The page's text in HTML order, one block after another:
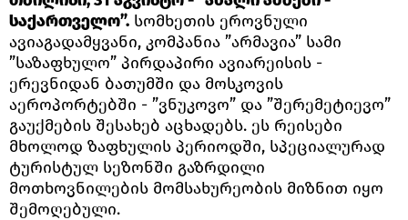
საქართველო”. სომხეთის ეროვნული
ავიაგადამყვანი, კომპანია ”არმავია” სამი
”საზაფხულო” პირდაპირი ავიარეისის -
ერევნიდან ბათუმში და მოსკოვის
აეროპორტებში - ”ვნუკოვო” და ”შერემეტიევო”
გაუქმების შესახებ აცხადებს. ეს რეისები
მხოლოდ ზაფხულის პერიოდში, სპეციალურად
ტურისტულ სეზონში გაზრდილი
მოთხოვნილების მომსახურეობის მიზნით იყო
შემოღებული.